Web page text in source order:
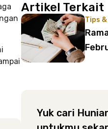
Artikel Terkait
Tips
Yuk cari